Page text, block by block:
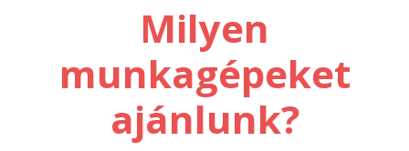
Milyen
munkagépeket
ajánlunk?